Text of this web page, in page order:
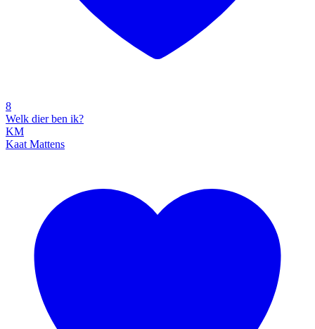
8
Welk dier ben ik?
KM
Kaat Mattens